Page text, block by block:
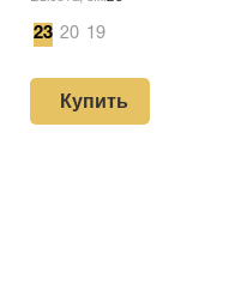
23 20 19
Купить